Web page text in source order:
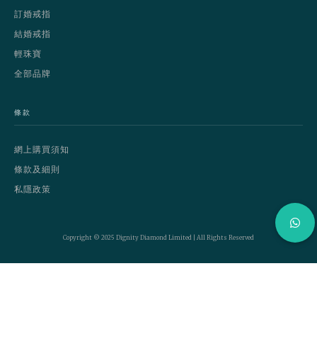
訂婚戒指
結婚戒指
輕珠寶
全部品牌
條款
網上購買須知
條款及細則
私隱政策
Copyright © 2025 Dignity Diamond Limited | All Rights Reserved